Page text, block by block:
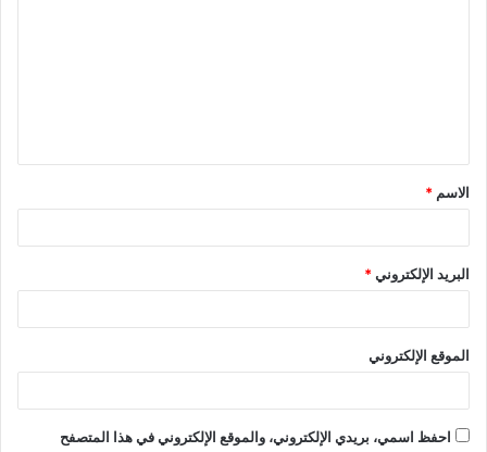
الاسم *
البريد الإلكتروني*
الموقع الإلكتروني
احفظ اسمي، بريدي الإلكتروني، والموقع الإلكتروني في هذا المتصفح